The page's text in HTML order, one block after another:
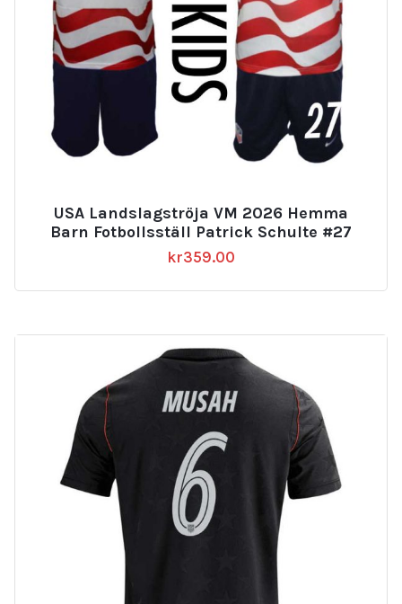
USA Landslagströja VM 2026 Hemma
Barn Fotbollsställ Patrick Schulte #27
kr359.00